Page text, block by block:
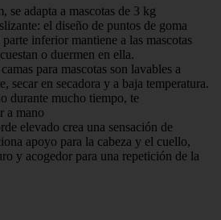
se adapta a mascotas de 3 kg
el diseño de puntos de goma
inferior mantiene a las mascotas
o duermen en ella.
para mascotas son lavables a
secar en secadora y a baja temperatura.
durante mucho tiempo, te
a mano
elevado crea una sensación de
apoyo para la cabeza y el cuello,
y acogedor para una repetición de la